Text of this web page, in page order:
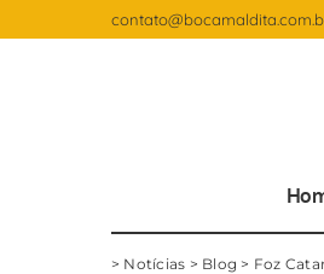
> Notícias > Blog > Foz